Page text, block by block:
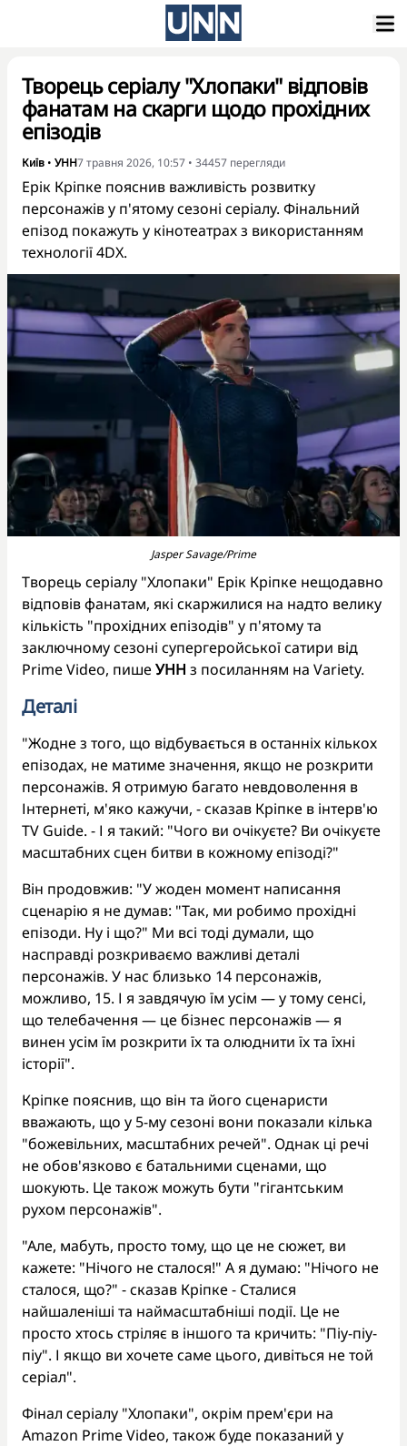
Творець серіалу "Хлопаки" відповів
фанатам на скарги щодо прохідних
епізодів
Київ • УНН7 травня 2026, 10:57 • 34457 перегляди
Ерік Кріпке пояснив важливість розвитку
персонажів у п'ятому сезоні серіалу. Фінальний
епізод покажуть у кінотеатрах з використанням
технології 4DX.
Jasper Savage/Prime
Творець серіалу "Хлопаки" Ерік Кріпке нещодавно
відповів фанатам, які скаржилися на надто велику
кількість "прохідних епізодів" у п'ятому та
заключному сезоні супергеройської сатири від
Prime Video, пише УНН з посиланням на Variety.
Деталі
"Жодне з того, що відбувається в останніх кількох
епізодах, не матиме значення, якщо не розкрити
персонажів. Я отримую багато невдоволення в
Інтернеті, м'яко кажучи, - сказав Кріпке в інтерв'ю
TV Guide. - І я такий: "Чого ви очікуєте? Ви очікуєте
масштабних сцен битви в кожному епізоді?"
Він продовжив: "У жоден момент написання
сценарію я не думав: "Так, ми робимо прохідні
епізоди. Ну і що?" Ми всі тоді думали, що
насправді розкриваємо важливі деталі
персонажів. У нас близько 14 персонажів,
можливо, 15. І я завдячую їм усім — у тому сенсі,
що телебачення — це бізнес персонажів — я
винен усім їм розкрити їх та олюднити їх та їхні
історії".
Кріпке пояснив, що він та його сценаристи
вважають, що у 5-му сезоні вони показали кілька
"божевільних, масштабних речей". Однак ці речі
не обов'язково є батальними сценами, що
шокують. Це також можуть бути "гігантським
рухом персонажів".
"Але, мабуть, просто тому, що це не сюжет, ви
кажете: "Нічого не сталося!" А я думаю: "Нічого не
сталося, що?" - сказав Кріпке - Сталися
найшаленіші та наймасштабніші події. Це не
просто хтось стріляє в іншого та кричить: "Піу-піу-
піу". І якщо ви хочете саме цього, дивіться не той
серіал".
Фінал серіалу "Хлопаки", окрім прем'єри на
Amazon Prime Video, також буде показаний у